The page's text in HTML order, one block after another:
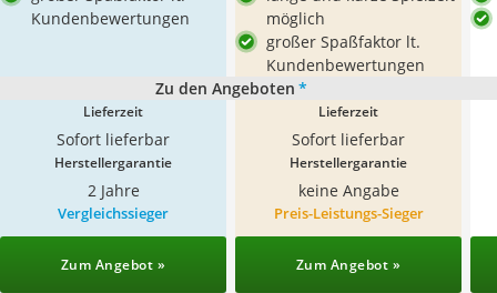
Kundenbewertungen
möglich
großer Spaßfaktor lt.
Kundenbewertungen
Zu den Angeboten *
Lieferzeit
Sofort lieferbar
Lieferzeit
Sofort lieferbar
Herstellergarantie
2 Jahre
Herstellergarantie
keine Angabe
Vergleichssieger
Zum Angebot »
Preis-Leistungs-Sieger
Zum Angebot »